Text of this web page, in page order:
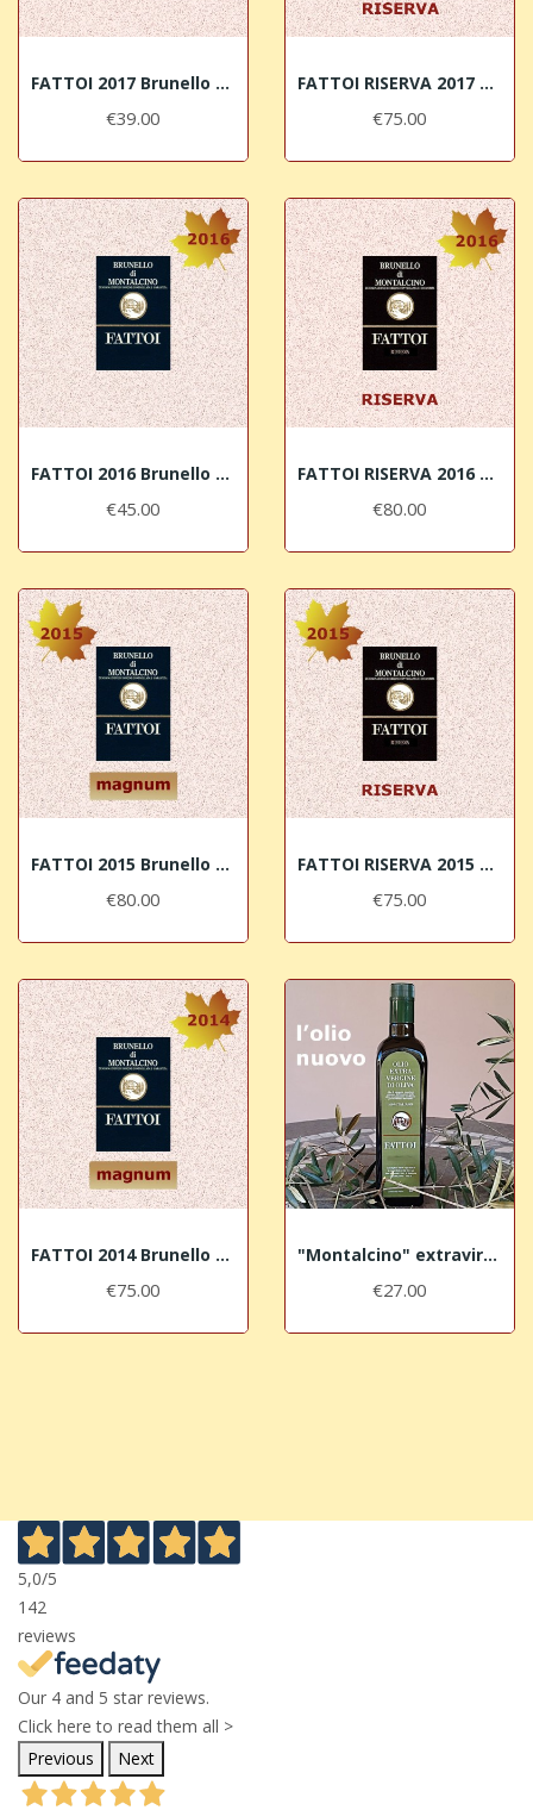
FATTOI 2017 Brunello di Montalcino DOCG
€39.00
FATTOI RISERVA 2017 Brunello di Montalcino DOCG
€75.00
FATTOI 2016 Brunello di Montalcino DOCG
€45.00
FATTOI RISERVA 2016 Brunello di Montalcino DOCG
€80.00
FATTOI 2015 Brunello di Montalcino DOCG MAGNUM
€80.00
FATTOI RISERVA 2015 Brunello di Montalcino DOCG
€75.00
FATTOI 2014 Brunello di Montalcino DOCG
€75.00
"Montalcino" extravirgin olive oil - Harvest 2025
€27.00
5,0/5
142
reviews
Our 4 and 5 star reviews.
Click here to read them all >
Previous
Next